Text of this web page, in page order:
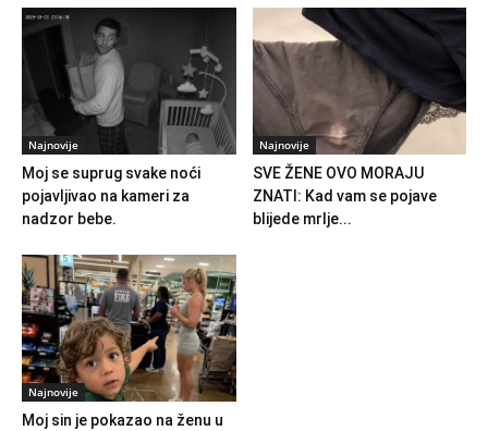
Najnovije
Moj se suprug svake noći
pojavljivao na kameri za
nadzor bebe.
Najnovije
SVE ŽENE OVO MORAJU
ZNATI: Kad vam se pojave
blijede mrlje...
Najnovije
Moj sin je pokazao na ženu u